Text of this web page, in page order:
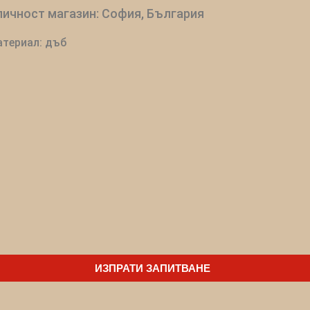
магазин: София, България
дъб
ИЗПРАТИ ЗАПИТВАНЕ